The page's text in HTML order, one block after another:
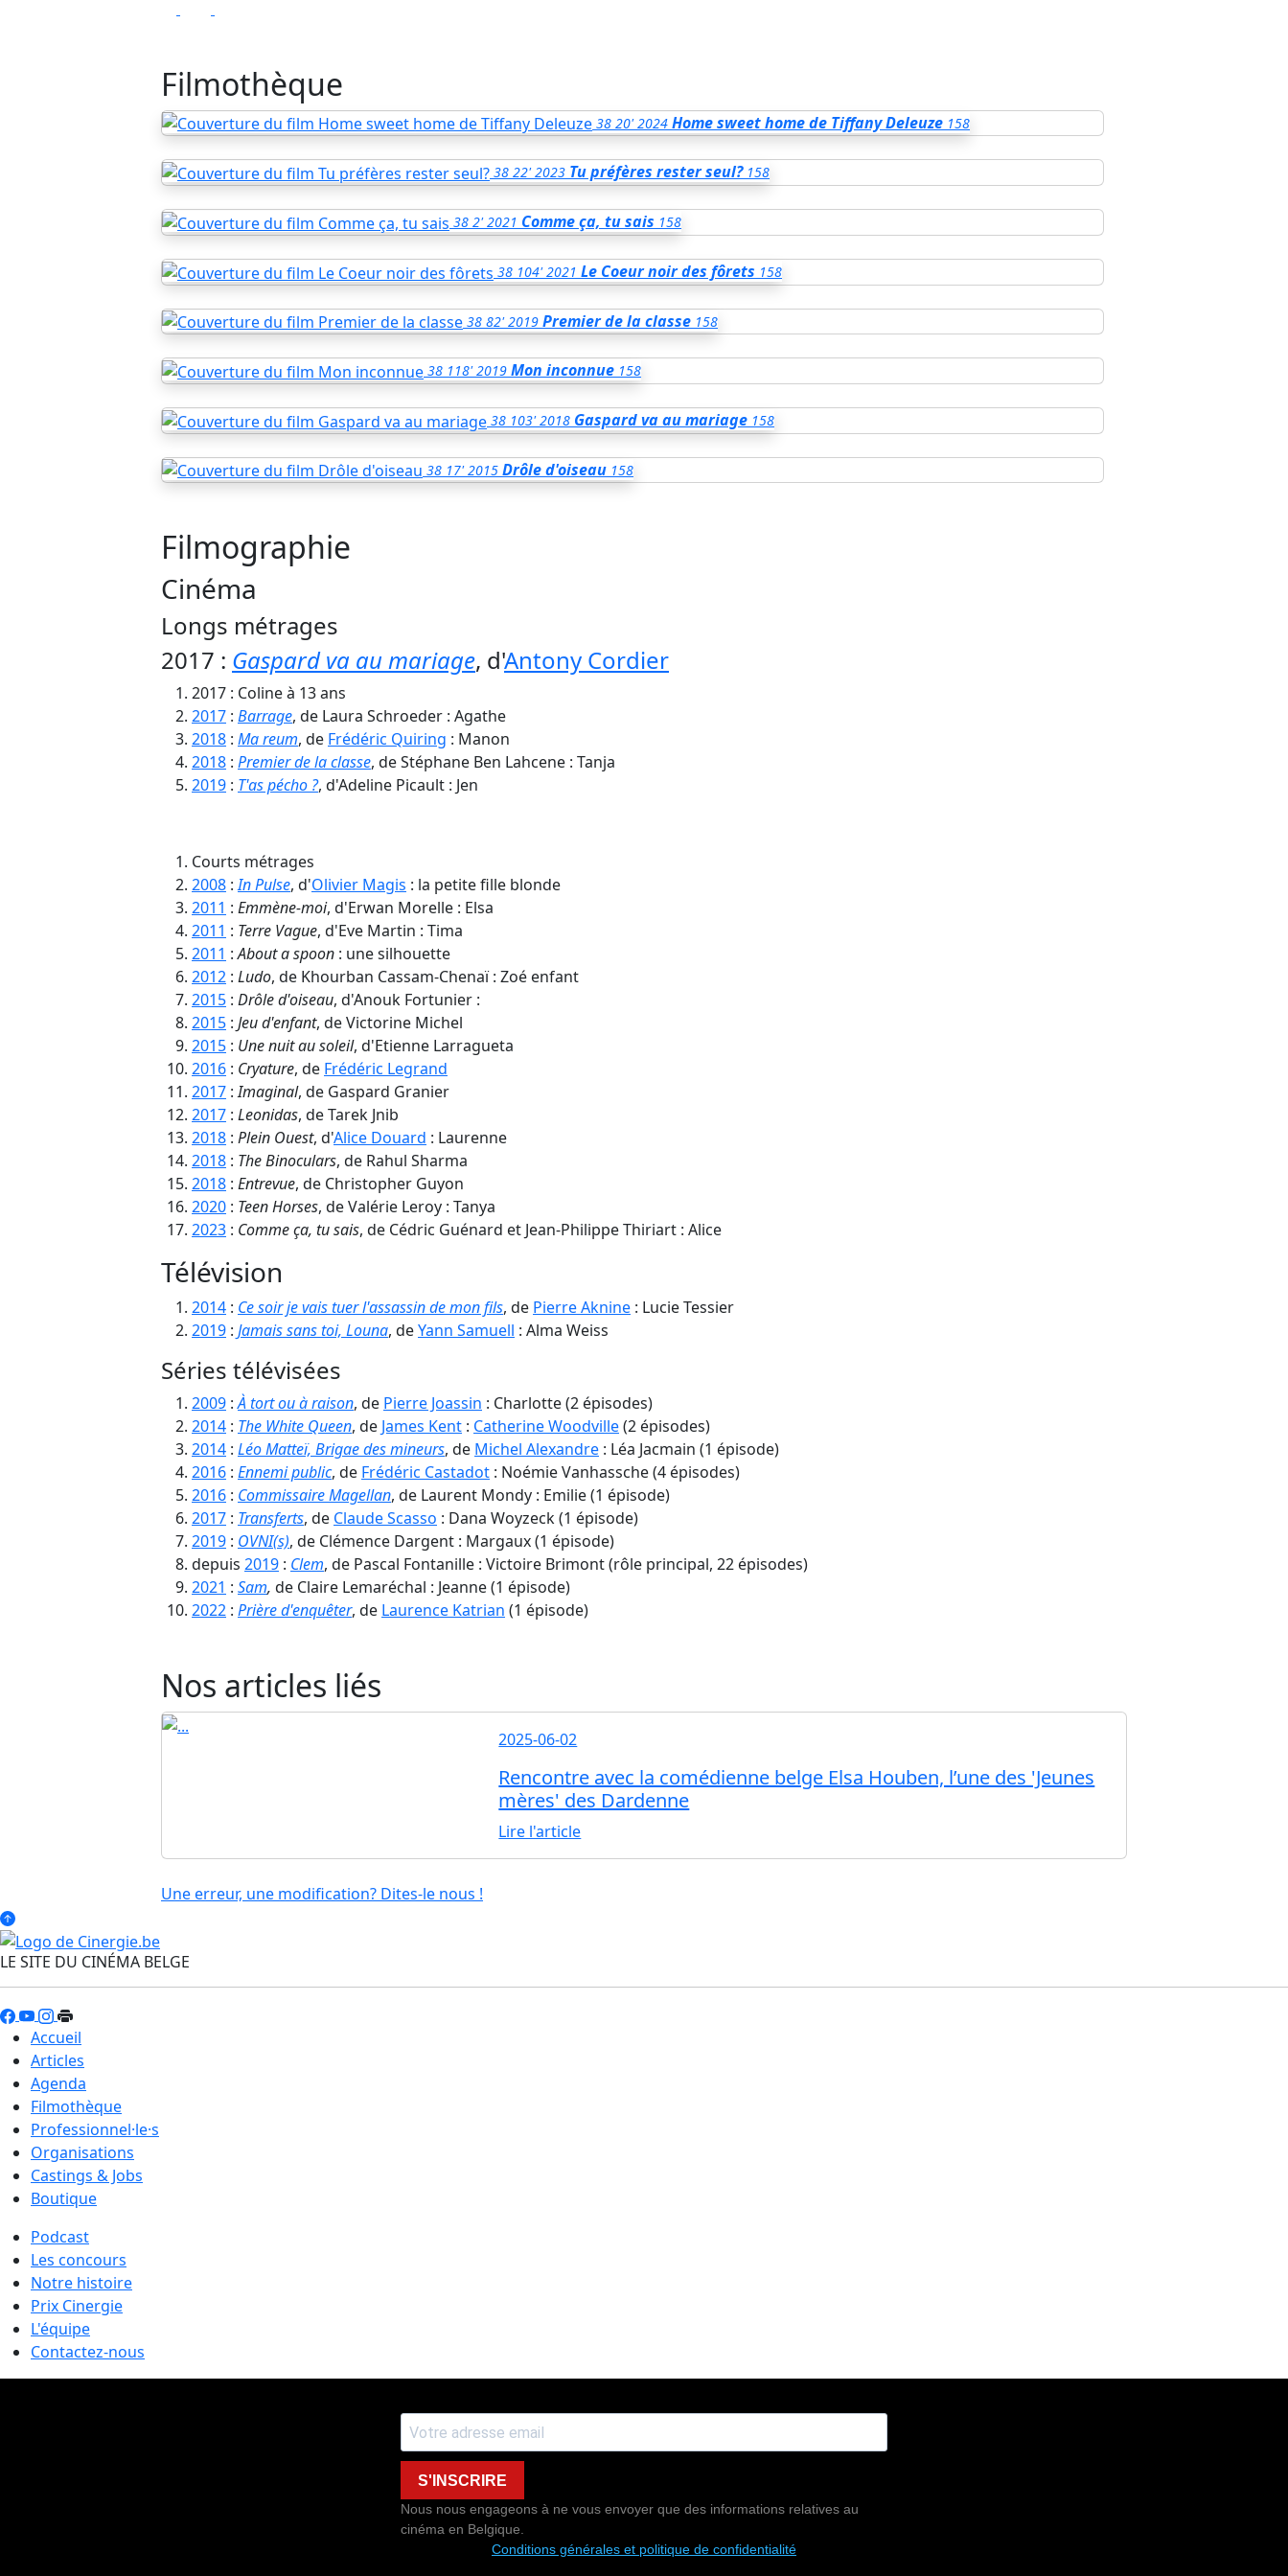
Filmothèque
38 20' 2024 Home sweet home de Tiffany Deleuze 158
38 22' 2023 Tu préfères rester seul? 158
38 2' 2021 Comme ça, tu sais 158
38 104' 2021 Le Coeur noir des fôrets 158
38 82' 2019 Premier de la classe 158
38 118' 2019 Mon inconnue 158
38 103' 2018 Gaspard va au mariage 158
38 17' 2015 Drôle d'oiseau 158
Filmographie
Cinéma
Longs métrages
2017 : Gaspard va au mariage, d'Antony Cordier
2017 : Coline à 13 ans
2017 : Barrage, de Laura Schroeder : Agathe
2018 : Ma reum, de Frédéric Quiring : Manon
2018 : Premier de la classe, de Stéphane Ben Lahcene : Tanja
2019 : T'as pécho ?, d'Adeline Picault : Jen
Courts métrages
2008 :In Pulse, d'Olivier Magis : la petite fille blonde
2011 : Emmène-moi, d'Erwan Morelle : Elsa
2011 : Terre Vague, d'Eve Martin : Tima
2011 :About a spoon : une silhouette
2012 : Ludo, de Khourban Cassam-Chenaï : Zoé enfant
2015 : Drôle d'oiseau, d'Anouk Fortunier :
2015 : Jeu d'enfant, de Victorine Michel
2015 : Une nuit au soleil, d'Etienne Larragueta
2016 : Cryature, de Frédéric Legrand
2017 :Imaginal, de Gaspard Granier
2017 : Leonidas, de Tarek Jnib
2018 : Plein Ouest, d'Alice Douard : Laurenne
2018 : The Binoculars, de Rahul Sharma
2018 : Entrevue, de Christopher Guyon
2020 : Teen Horses, de Valérie Leroy : Tanya
2023 : Comme ça, tu sais, de Cédric Guénard et Jean-Philippe Thiriart : Alice
Télévision
2014 : Ce soir je vais tuer l'assassin de mon fils, de Pierre Aknine : Lucie Tessier
2019 : Jamais sans toi, Louna, deYann Samuell : Alma Weiss
Séries télévisées
2009 :À tort ou à raison, de Pierre Joassin : Charlotte (2 épisodes)
2014 : The White Queen, de James Kent : Catherine Woodville(2 épisodes)
2014 : Léo Matteï, Brigae des mineurs, de Michel Alexandre : Léa Jacmain (1 épisode)
2016 : Ennemi public, de Frédéric Castadot : Noémie Vanhassche (4 épisodes)
2016 : Commissaire Magellan, de Laurent Mondy : Emilie (1 épisode)
2017 : Transferts, de Claude Scasso : Dana Woyzeck (1 épisode)
2019 : OVNI(s), de Clémence Dargent : Margaux (1 épisode)
depuis 2019 : Clem, de Pascal Fontanille : Victoire Brimont (rôle principal, 22 épisodes)
2021 : Sam, de Claire Lemaréchal : Jeanne (1 épisode)
2022 : Prière d'enquêter, de Laurence Katrian (1 épisode)
Nos articles liés
2025-06-02
Rencontre avec la comédienne belge Elsa Houben, l’une des 'Jeunes
mères' des Dardenne
Lire l'article
Une erreur, une modification? Dites-le nous !
LE SITE DU CINÉMA BELGE
Accueil
Articles
Agenda
Filmothèque
Professionnel·le·s
Organisations
Castings & Jobs
Boutique
Podcast
Les concours
Notre histoire
Prix Cinergie
L'équipe
Contactez-nous
S'INSCRIRE
Nous nous engageons à ne vous envoyer que des informations relatives au
cinéma en Belgique.
Conditions générales et politique de confidentialité